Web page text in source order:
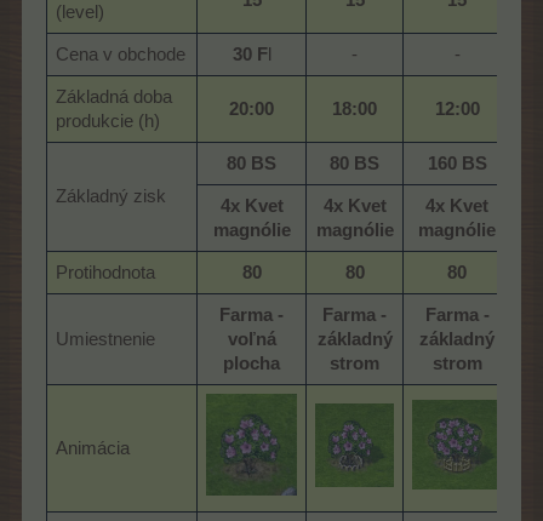
(level)
Cena v obchode 30 Fl​ -​ -​
Základná doba
produkcie (h)
20:00 18:00 12:00
Základný zisk
80 BS 80 BS 160 BS
4x Kvet
magnólie
4x Kvet
magnólie
4x Kvet
magnólie
Protihodnota 80 80 80
Umiestnenie
Farma -
voľná
plocha
Farma -
základný
strom
Farma -
základný
strom
Animácia